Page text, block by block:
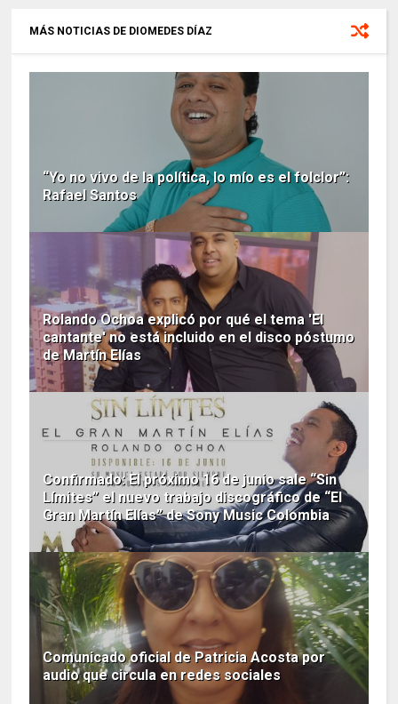
MÁS NOTICIAS DE DIOMEDES DÍAZ
“Yo no vivo de la política, lo mío es el folclor”:
Rafael Santos
Rolando Ochoa explicó por qué el tema 'El
cantante' no está incluido en el disco póstumo
de Martín Elías
Confirmado: El próximo 16 de junio sale “Sin
Límites” el nuevo trabajo discográfico de “El
Gran Martín Elías” de Sony Music Colombia
Comunicado oficial de Patricia Acosta por
audio que circula en redes sociales